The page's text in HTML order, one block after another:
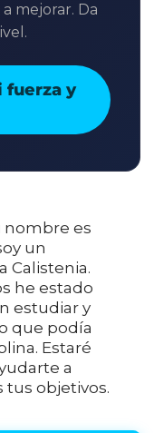
mejorar. Da
fuerza y
nombre es
un
Calistenia.
he estado
estudiar y
que podía
Estaré
a
objetivos.